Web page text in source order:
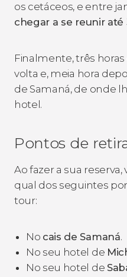
os cetáceos, e entre
chegar a se reunir
Finalmente, três
volta e, meia hora
de Samaná, de onde
hotel.
Pontos de
Ao fazer a sua
qual dos seguintes
tour:
No cais de Samaná.
No seu hotel de
No seu hotel de